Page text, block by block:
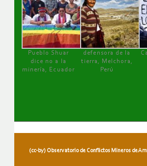
Pueblo Shuar
dice no a la
minería, Ecuador
defensora de la
tierra, Melchora,
Perú
(cc-by) Observatorio de Conflictos Mineros de